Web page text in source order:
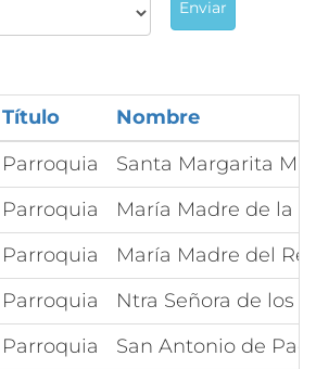
Enviar
Título
Nombre
Parroquia
Santa Margarita
Parroquia
María Madre de la
Parroquia
María Madre del
Parroquia
Ntra Señora de los
Parroquia
San Antonio de